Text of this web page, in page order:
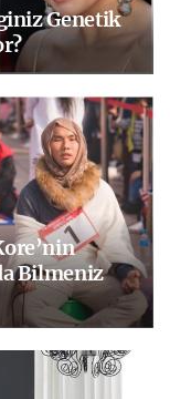
Genetik
Bilmeniz